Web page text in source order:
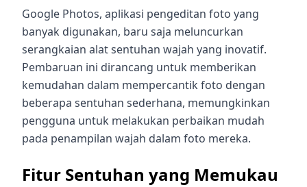
Google Photos, aplikasi pengeditan foto yang
banyak digunakan, baru saja meluncurkan
serangkaian alat sentuhan wajah yang inovatif.
Pembaruan ini dirancang untuk memberikan
kemudahan dalam mempercantik foto dengan
beberapa sentuhan sederhana, memungkinkan
pengguna untuk melakukan perbaikan mudah
pada penampilan wajah dalam foto mereka.
Fitur Sentuhan yang Memukau